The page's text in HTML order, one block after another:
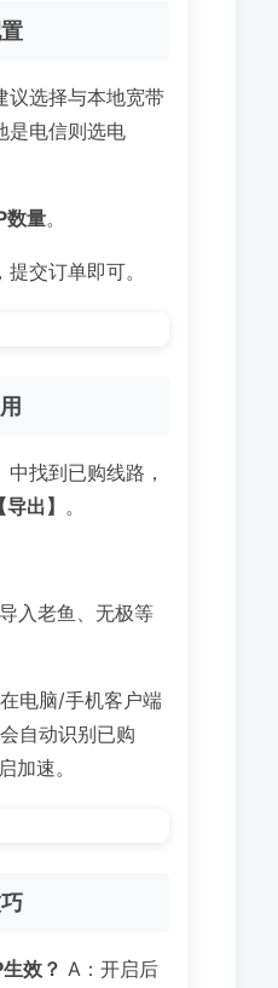
议选择与本地宽带
是电信则选电
数量。
，提交订单即可。
中找到已购线路，
【导出】 。
入老鱼、无极等
在电脑/手机客户端
自动识别已购
加速。
效？ A：开启后